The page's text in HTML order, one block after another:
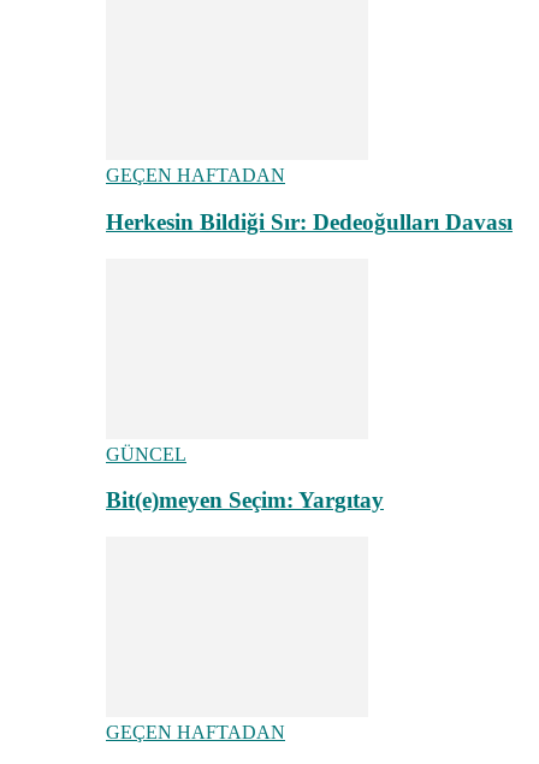
GEÇEN HAFTADAN
Herkesin Bildiği Sır: Dedeoğulları Davası
GÜNCEL
Bit(e)meyen Seçim: Yargıtay
GEÇEN HAFTADAN